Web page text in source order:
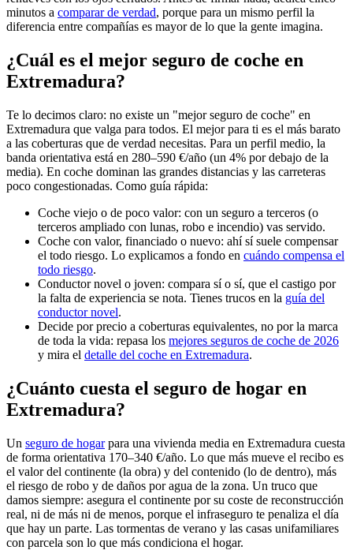
minutos a comparar de verdad, porque para un mismo perfil la
diferencia entre compañías es mayor de lo que la gente imagina.
¿Cuál es el mejor seguro de coche en
Extremadura?
Te lo decimos claro: no existe un "mejor seguro de coche" en
Extremadura que valga para todos. El mejor para ti es el más barato
a las coberturas que de verdad necesitas. Para un perfil medio, la
banda orientativa está en 280–590 €/año (un 4% por debajo de la
media). En coche dominan las grandes distancias y las carreteras
poco congestionadas. Como guía rápida:
Coche viejo o de poco valor: con un seguro a terceros (o
terceros ampliado con lunas, robo e incendio) vas servido.
Coche con valor, financiado o nuevo: ahí sí suele compensar
el todo riesgo. Lo explicamos a fondo en cuándo compensa el
todo riesgo.
Conductor novel o joven: compara sí o sí, que el castigo por
la falta de experiencia se nota. Tienes trucos en la guía del
conductor novel.
Decide por precio a coberturas equivalentes, no por la marca
de toda la vida: repasa los mejores seguros de coche de 2026
y mira el detalle del coche en Extremadura.
¿Cuánto cuesta el seguro de hogar en
Extremadura?
Un seguro de hogarpara una vivienda media en Extremadura cuesta
de forma orientativa 170–340 €/año. Lo que más mueve el recibo es
el valor del continente (la obra) y del contenido (lo de dentro), más
el riesgo de robo y de daños por agua de la zona. Un truco que
damos siempre: asegura el continente por su coste de reconstrucción
real, ni de más ni de menos, porque el infraseguro te penaliza el día
que hay un parte. Las tormentas de verano y las casas unifamiliares
con parcela son lo que más condiciona el hogar.